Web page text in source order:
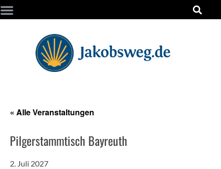
« Alle Veranstaltungen
Pilgerstammtisch Bayreuth
2. Juli 2027